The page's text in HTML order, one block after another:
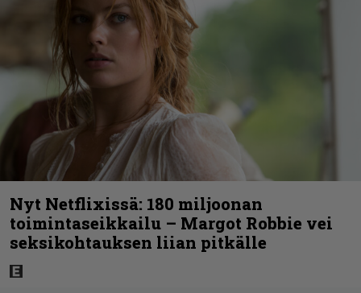
Nyt Netflixissä: 180 miljoonan
toimintaseikkailu – Margot Robbie vei
seksikohtauksen liian pitkälle